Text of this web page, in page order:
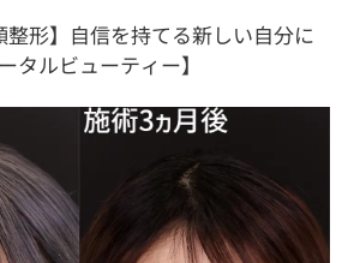
整形】自信を持てる新しい自分に
ータルビューティー】